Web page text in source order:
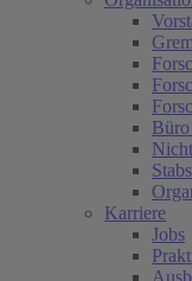
Karriere
Jobs